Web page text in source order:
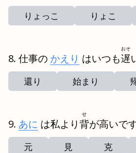
りょっこ りょこ
仕事の かえり はいつも遅
おそ
還り 始まり
あに は私より背
せ
が高いです
元 見 克